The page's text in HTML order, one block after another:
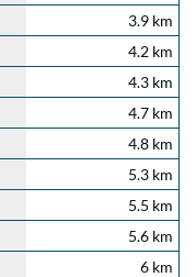
3.9 km
4.2 km
4.3 km
4.7 km
4.8 km
5.3 km
5.5 km
5.6 km
6 km